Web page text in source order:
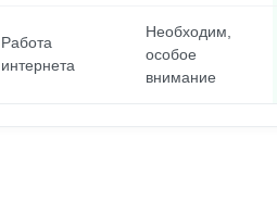
Работа
интернета
Необходим,
особое
внимание